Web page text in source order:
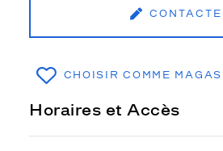
CHOISIR COMME
Horaires et Accès